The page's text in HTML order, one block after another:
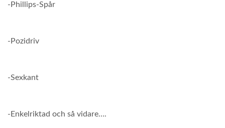
-Phillips-Spår
-Pozidriv
-Sexkant
-Enkelriktad och så vidare….